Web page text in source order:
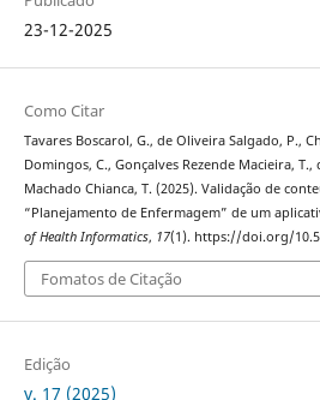
23-12-2025
Como Citar
Tavares Boscarol, G., de Oliveira Salgado, P.,
Domingos, C., Gonçalves Rezende Macieira,
Machado Chianca, T. (2025). Validação de
“Planejamento de Enfermagem” de um
of Health Informatics, 17(1). https://doi.org/
Fomatos de Citação
Edição
v. 17 (2025)